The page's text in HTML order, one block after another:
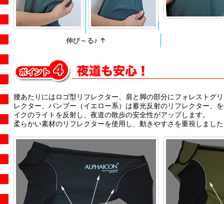
伸び～る♪ ↑
腰あたりにはロゴ型リフレクター、肩と脚の部分にフォレストグ
レクター、バンブー（イエロー系）は蓄光反射のリフレクター、
イクのライトを反射し、夜道の散歩の安全性がアップします。
柔らかい素材のリフレクターを使用し、動きやすさを重視しまし